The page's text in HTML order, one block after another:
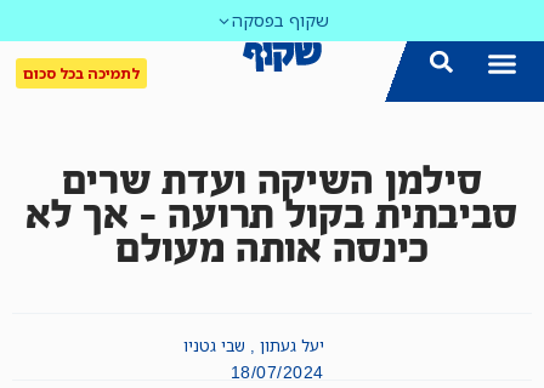
שקוף בפסקה
לתמיכה בכל סכום
סילמן השיקה ועדת שרים
סביבתית בקול תרועה – אך לא
כינסה אותה מעולם
יעל געתון , שבי גטניו
18/07/2024